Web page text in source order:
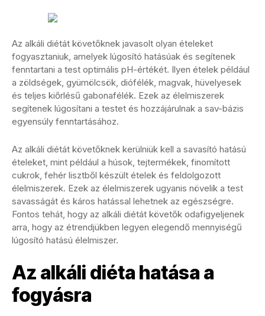
Az alkáli diétát követőknek javasolt olyan ételeket
fogyasztaniuk, amelyek lúgosító hatásúak és segítenek
fenntartani a test optimális pH-értékét. Ilyen ételek például
a zöldségek, gyümölcsök, diófélék, magvak, hüvelyesek
és teljes kiőrlésű gabonafélék. Ezek az élelmiszerek
segítenek lúgosítani a testet és hozzájárulnak a sav-bázis
egyensúly fenntartásához.
Az alkáli diétát követőknek kerülniük kell a savasító hatású
ételeket, mint például a húsok, tejtermékek, finomított
cukrok, fehér lisztből készült ételek és feldolgozott
élelmiszerek. Ezek az élelmiszerek ugyanis növelik a test
savasságát és káros hatással lehetnek az egészségre.
Fontos tehát, hogy az alkáli diétát követők odafigyeljenek
arra, hogy az étrendjükben legyen elegendő mennyiségű
lúgosító hatású élelmiszer.
Az alkáli diéta hatása a
fogyásra